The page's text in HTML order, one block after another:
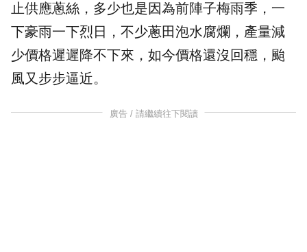
止供應蔥絲，多少也是因為前陣子梅雨季，一
下豪雨一下烈日，不少蔥田泡水腐爛，產量減
少價格遲遲降不下來，如今價格還沒回穩，颱
風又步步逼近。
廣告 / 請繼續往下閱讀